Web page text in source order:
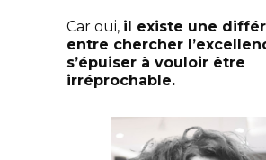
Car oui, il existe une
entre chercher
s’épuiser à vouloir être
irréprochable.